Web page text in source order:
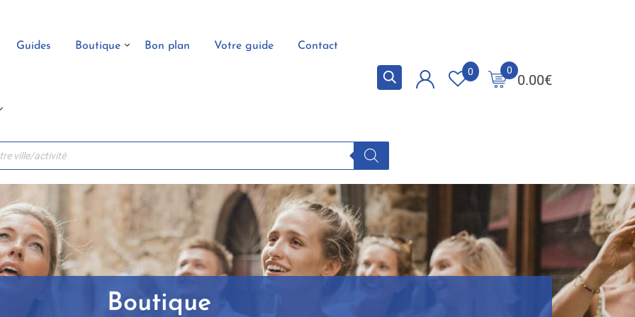
Guides Boutique Bon plan Votre guide Contact
0.00€
0
0
Boutique